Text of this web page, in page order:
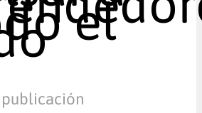
el
publicación